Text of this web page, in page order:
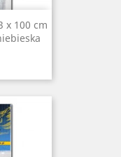
x 100 cm